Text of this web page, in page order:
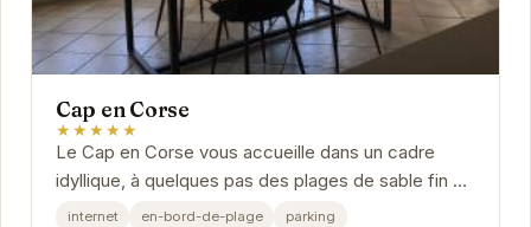
Cap en Corse
★★★★★
Le Cap en Corse vous accueille dans un cadre
idyllique, à quelques pas des plages de sable fin et
des eaux cristallines de la Méditerranée....
internet en-bord-de-plage
parking